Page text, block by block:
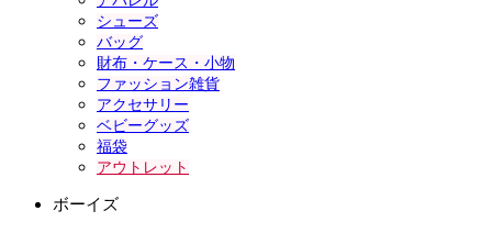
シューズ
バッグ
財布・ケース・小物
ファッション雑貨
アクセサリー
ベビーグッズ
福袋
アウトレット
ボーイズ